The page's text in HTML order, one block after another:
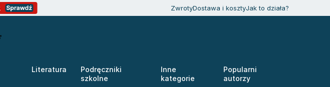
ZwrotyDostawa i kosztyJak to działa?
Literatura
Podręczniki
szkolne
Inne
kategorie
Popularni
autorzy